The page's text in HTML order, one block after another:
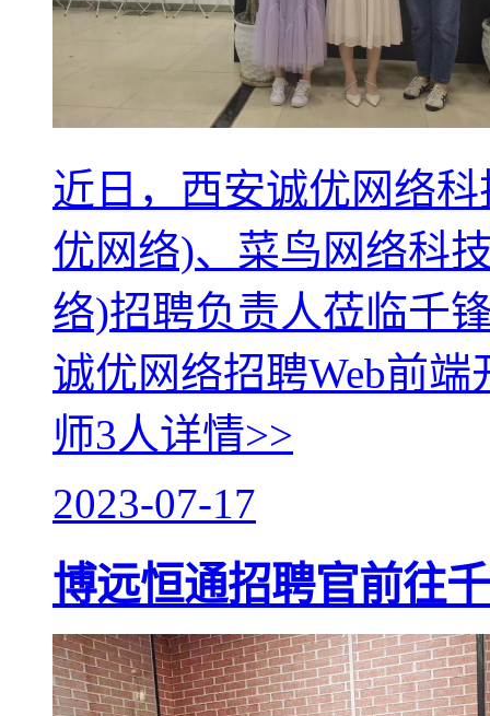
近日，西安诚优网络
优网络)、菜鸟网络科
络)招聘负责人莅临千
诚优网络招聘Web前
师3人详情>>
2023-07-17
博远恒通招聘官前往